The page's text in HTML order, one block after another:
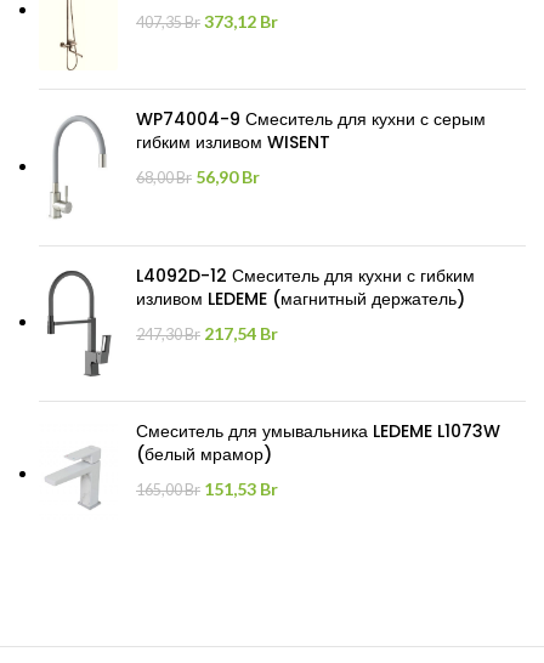
407,35Br Первоначальная
373,12 BrТекущая
WP74004-9 Смеситель для кухни с серым
гибким изливом WISENT
68,00Br Первоначальная
56,90BrТекущая
L4092D-12 Смеситель для кухни с гибким
изливом LEDEME (магнитный держатель)
247,30Br Первоначальная
217,54 BrТекущая
Смеситель для умывальника LEDEME L1073W
(белый мрамор)
165,00Br Первоначальная
151,53 BrТекущая